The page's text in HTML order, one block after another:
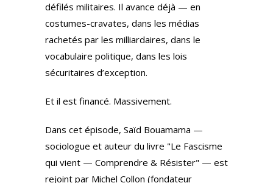
défilés militaires. Il avance déjà — en
costumes-cravates, dans les médias
rachetés par les milliardaires, dans le
vocabulaire politique, dans les lois
sécuritaires d’exception.
Et il est financé. Massivement.
Dans cet épisode, Saïd Bouamama —
sociologue et auteur du livre "Le Fascisme
qui vient — Comprendre & Résister" — est
rejoint par Michel Collon (fondateur